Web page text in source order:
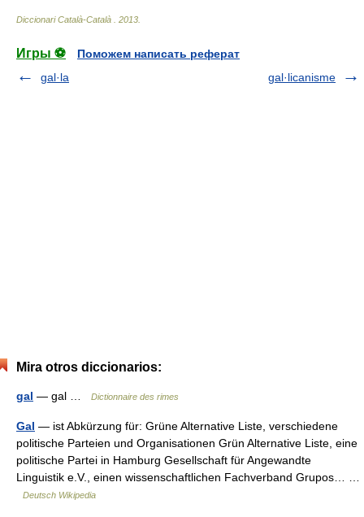
Diccionari Català-Català 2013
Игры ⚽
Поможем написать реферат
gal·la
gal·licanisme
Mira otros diccionarios:
gal — gal … Dictionnaire des rimes
Gal — ist Abkürzung für: Grüne Alternative Liste, verschiedene
politische Parteien und Organisationen Grün Alternative Liste, eine
politische Partei in Hamburg Gesellschaft für Angewandte
Linguistik e.V., einen wissenschaftlichen Fachverband Grupos… …
Deutsch Wikipedia